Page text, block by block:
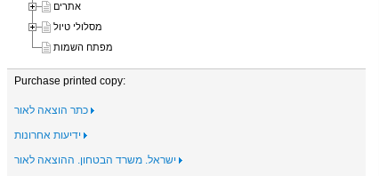
אתרים
מסלולי טיול
מפתח השמות
Purchase printed copy: